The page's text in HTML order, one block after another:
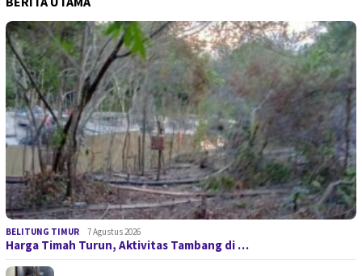
BELITUNG TIMUR 7 Agustus 2026
Harga Timah Turun, Aktivitas Tambang di …